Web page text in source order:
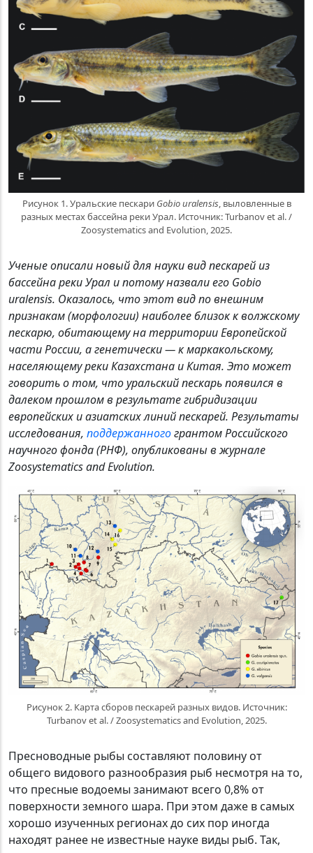
Рисунок 1. Уральские пескари Gobio uralensis, выловленные в
разных местах бассейна реки Урал. Источник: Turbanov et al. /
Zoosystematics and Evolution, 2025.
Ученые описали новый для науки вид пескарей из
бассейна реки Урал и потому назвали его Gobio
uralensis. Оказалось, что этот вид по внешним
признакам (морфологии) наиболее близок к волжскому
пескарю, обитающему на территории Европейской
части России, а генетически — к маркакольскому,
населяющему реки Казахстана и Китая. Это может
говорить о том, что уральский пескарь появился в
далеком прошлом в результате гибридизации
европейских и азиатских линий пескарей. Результаты
исследования, поддержанногогрантом Российского
научного фонда (РНФ), опубликованы в журнале
Zoosystematics and Evolution.
Рисунок 2. Карта сборов пескарей разных видов. Источник:
Turbanov et al. / Zoosystematics and Evolution, 2025.
Пресноводные рыбы составляют половину от
общего видового разнообразия рыб несмотря на то,
что пресные водоемы занимают всего 0,8% от
поверхности земного шара. При этом даже в самых
хорошо изученных регионах до сих пор иногда
находят ранее не известные науке виды рыб. Так,